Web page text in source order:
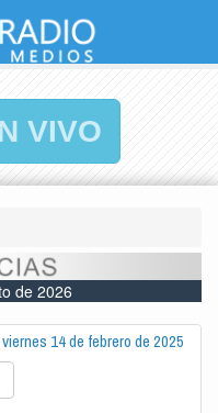
VIVO
de 2026
viernes 14 de febrero de 2025